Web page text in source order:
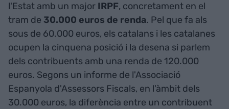
l'Estat amb un major IRPF, concretament en el
tram de 30.000 euros de renda. Pel que fa als
sous de 60.000 euros, els catalans i les catalanes
ocupen la cinquena posició i la desena si parlem
dels contribuents amb una renda de 120.000
euros. Segons un informe de l'Associació
Espanyola d'Assessors Fiscals, en l'àmbit dels
30.000 euros, la diferència entre un contribuent